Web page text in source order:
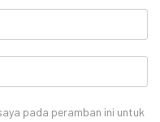
pada peramban ini untuk